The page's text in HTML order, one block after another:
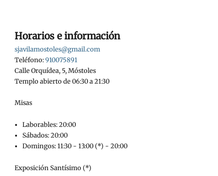
Horarios e información
sjavilamostoles@gmail.com
Teléfono:910075891
Calle Orquídea, 5, Móstoles
Templo abierto de 06:30 a 21:30
Misas
Laborables: 20:00
Sábados: 20:00
Domingos: 11:30 - 13:00 (*) - 20:00
Exposición Santísimo (*)